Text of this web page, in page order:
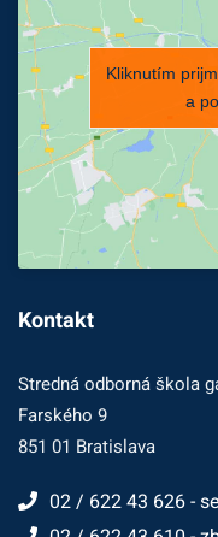
Kliknutím
a
Kontakt
Stredná odborná škola
Farského 9
851 01 Bratislava
02 / 622 43 626 -